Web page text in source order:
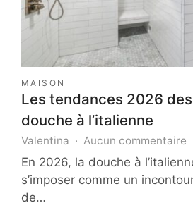
MAISON
Les tendances 2026
douche à l’italienne
Valentina Aucun commentaire
En 2026, la douche à
s’imposer comme un
de…